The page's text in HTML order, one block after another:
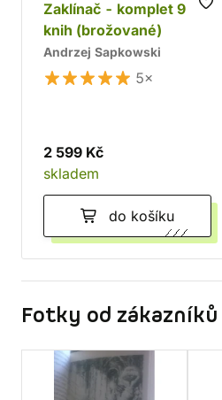
Zaklínač - komplet 9
knih (brožované)
Andrzej Sapkowski
5×
2 599 Kč
skladem
do košíku
Fotky od zákazníků